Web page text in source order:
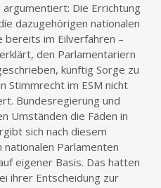
Die Errichtung
dazugehörigen nationalen
im Eilverfahren –
den Parlamentariern
künftig Sorge zu
Stimmrecht im ESM nicht
Bundesregierung und
Umständen die Fäden in
sich nach diesem
Parlamenten
eigener Basis. Das hatten
ihrer Entscheidung zur